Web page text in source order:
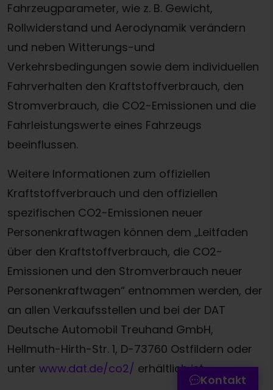
Fahrzeugparameter, wie z. B. Gewicht,
Rollwiderstand und Aerodynamik verändern
und neben Witterungs-und
Verkehrsbedingungen sowie dem individuellen
Fahrverhalten den Kraftstoffverbrauch, den
Stromverbrauch, die CO2-Emissionen und die
Fahrleistungswerte eines Fahrzeugs
beeinflussen.
Weitere Informationen zum offiziellen
Kraftstoffverbrauch und den offiziellen
spezifischen CO2-Emissionen neuer
Personenkraftwagen können dem „Leitfaden
über den Kraftstoffverbrauch, die CO2-
Emissionen und den Stromverbrauch neuer
Personenkraftwagen“ entnommen werden, der
an allen Verkaufsstellen und bei der DAT
Deutsche Automobil Treuhand GmbH,
Hellmuth-Hirth-Str. 1, D-73760 Ostfildern oder
unter www.dat.de/co2/ erhältlich ist.
Kontakt
Termin online buchen
Zum Kontaktformular
Werkstatttermin-Hotline